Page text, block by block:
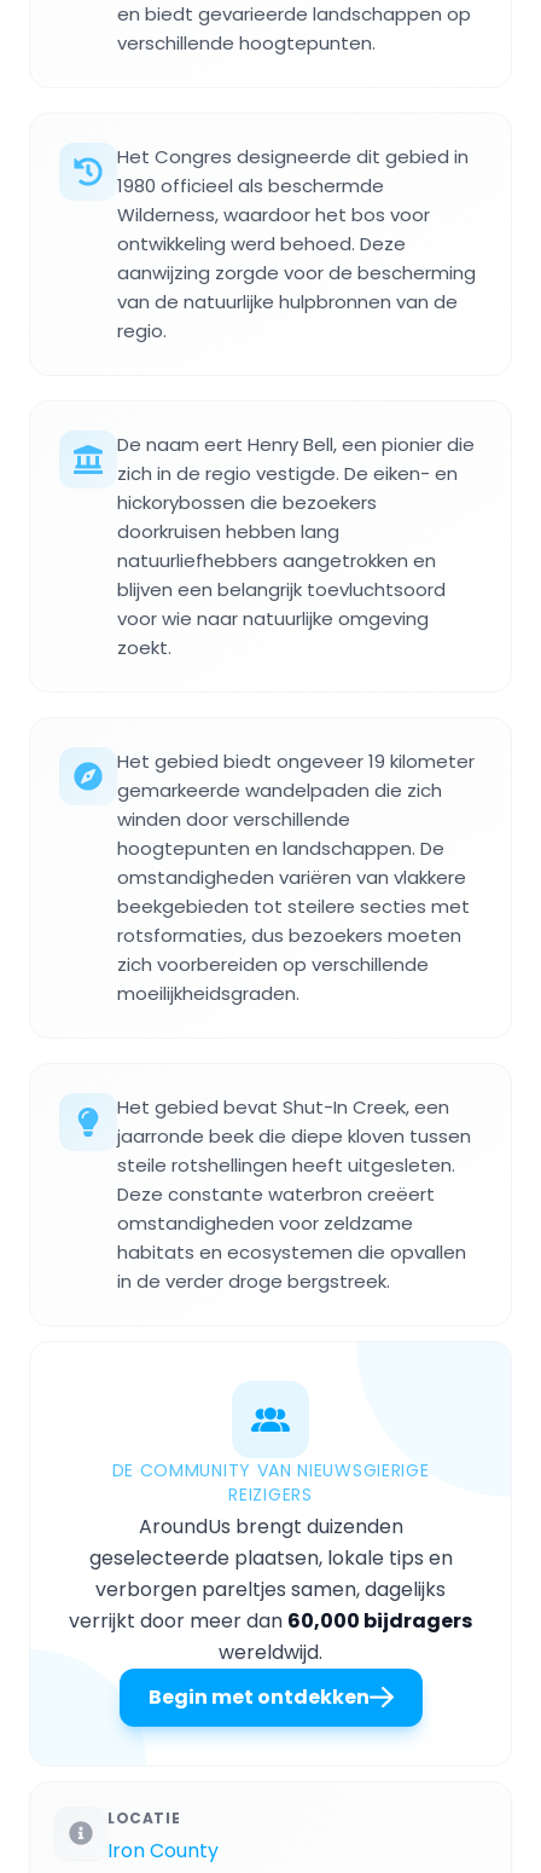
en biedt gevarieerde landschappen op
verschillende hoogtepunten.
Het Congres designeerde dit gebied in
1980 officieel als beschermde
Wilderness, waardoor het bos voor
ontwikkeling werd behoed. Deze
aanwijzing zorgde voor de bescherming
van de natuurlijke hulpbronnen van de
regio.
De naam eert Henry Bell, een pionier die
zich in de regio vestigde. De eiken- en
hickorybossen die bezoekers
doorkruisen hebben lang
natuurliefhebbers aangetrokken en
blijven een belangrijk toevluchtsoord
voor wie naar natuurlijke omgeving
zoekt.
Het gebied biedt ongeveer 19 kilometer
gemarkeerde wandelpaden die zich
winden door verschillende
hoogtepunten en landschappen. De
omstandigheden variëren van vlakkere
beekgebieden tot steilere secties met
rotsformaties, dus bezoekers moeten
zich voorbereiden op verschillende
moeilijkheidsgraden.
Het gebied bevat Shut-In Creek, een
jaarronde beek die diepe kloven tussen
steile rotshellingen heeft uitgesleten.
Deze constante waterbron creëert
omstandigheden voor zeldzame
habitats en ecosystemen die opvallen
in de verder droge bergstreek.
DE COMMUNITY VAN NIEUWSGIERIGE
REIZIGERS
AroundUs brengt duizenden
geselecteerde plaatsen, lokale tips en
verborgen pareltjes samen, dagelijks
verrijkt door meer dan 60,000 bijdragers
wereldwijd.
Begin met ontdekken
LOCATIE
Iron County